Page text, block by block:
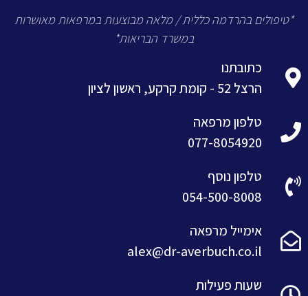
*טיפולים בהרדמה כללית / מלאה מבוצעות במרפאות מאושרות
במשרד הבריאות*
כתובתנו
הרצל 52 - קומת קרקע, ראשון לציון
טלפון מרפאה
077-8054920
טלפון נוסף
054-500-8008
אימייל מרפאה
alex@dr-averbuch.co.il
שעות פעילות